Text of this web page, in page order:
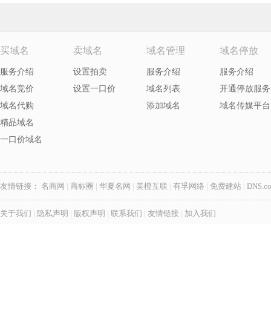
买域名
服务介绍
域名竞价
域名代购
精品域名
一口价域名
卖域名
设置拍卖
设置一口价
域名管理
服务介绍
域名列表
添加域名
域名停放
服务介绍
开通停放服务
域名传媒平台
友情链接： 名商网 | 商标圈 | 华夏名网 | 美橙互联 | 有孚网络 | 免费建站 |
关于我们 | 隐私声明 | 版权声明 | 联系我们 | 友情链接 | 加入我们